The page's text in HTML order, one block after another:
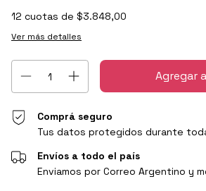
12 cuotas de $3.848,00
Ver más detalles
Comprá seguro
Tus datos protegidos durante
Envíos a todo el país
Enviamos por Correo Argentino y